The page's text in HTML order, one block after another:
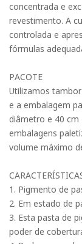
concentrada e
revestimento. A
controlada e
fórmulas
PACOTE
Utilizamos
e a embalagem
diâmetro e 40 cm
embalagens
volume máximo
1. Pigmento de
2. Em estado de
3. Esta pasta de
poder de